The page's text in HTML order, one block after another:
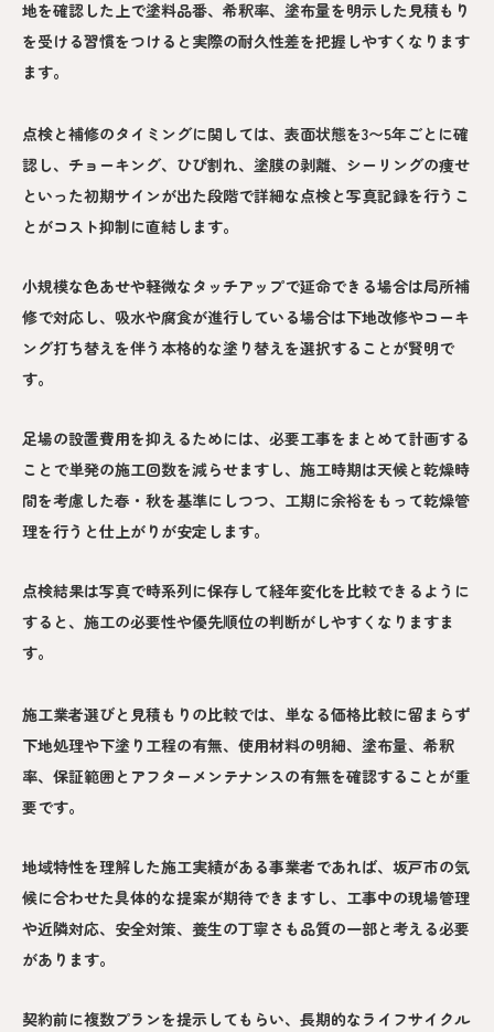
地を確認した上で塗料品番、希釈率、塗布量を明示した見積もり
を受ける習慣をつけると実際の耐久性差を把握しやすくなります
ます。
点検と補修のタイミングに関しては、表面状態を3〜5年ごとに確
認し、チョーキング、ひび割れ、塗膜の剥離、シーリングの痩せ
といった初期サインが出た段階で詳細な点検と写真記録を行うこ
とがコスト抑制に直結します。
小規模な色あせや軽微なタッチアップで延命できる場合は局所補
修で対応し、吸水や腐食が進行している場合は下地改修やコーキ
ング打ち替えを伴う本格的な塗り替えを選択することが賢明で
す。
足場の設置費用を抑えるためには、必要工事をまとめて計画する
ことで単発の施工回数を減らせますし、施工時期は天候と乾燥時
間を考慮した春・秋を基準にしつつ、工期に余裕をもって乾燥管
理を行うと仕上がりが安定します。
点検結果は写真で時系列に保存して経年変化を比較できるように
すると、施工の必要性や優先順位の判断がしやすくなりますま
す。
施工業者選びと見積もりの比較では、単なる価格比較に留まらず
下地処理や下塗り工程の有無、使用材料の明細、塗布量、希釈
率、保証範囲とアフターメンテナンスの有無を確認することが重
要です。
地域特性を理解した施工実績がある事業者であれば、坂戸市の気
候に合わせた具体的な提案が期待できますし、工事中の現場管理
や近隣対応、安全対策、養生の丁寧さも品質の一部と考える必要
があります。
契約前に複数プランを提示してもらい、長期的なライフサイクル